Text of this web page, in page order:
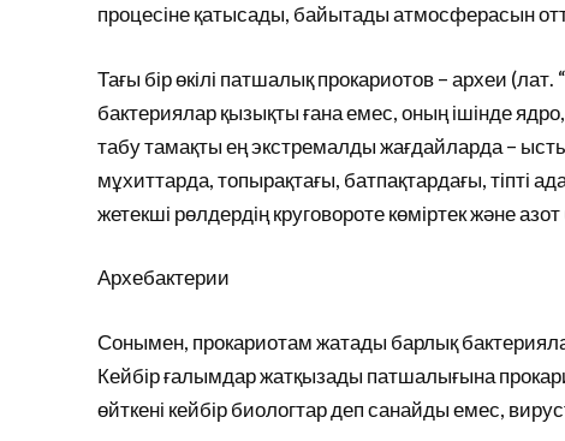
процесіне қатысады, байытады атмосферасын
Тағы бір өкілі патшалық прокариотов – археи
бактериялар қызықты ғана емес, оның ішінде
табу тамақты ең экстремалды жағдайларда –
мұхиттарда, топырақтағы, батпақтардағы, тіпті
жетекші рөлдердің круговороте көміртек және азот
Архебактерии
Сонымен, прокариотам жатады барлық
Кейбір ғалымдар жатқызады патшалығына
өйткені кейбір биологтар деп санайды емес,